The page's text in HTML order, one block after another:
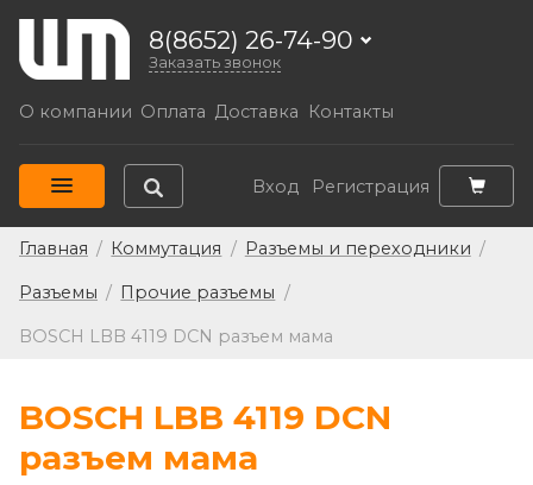
8(8652) 26-74-90
Заказать звонок
О компании Оплата Доставка Контакты
Вход Регистрация
Главная / Коммутация / Разъемы и переходники /
Разъемы / Прочие разъемы /
BOSCH LBB 4119 DCN разъем мама
BOSCH LBB 4119 DCN
разъем мама